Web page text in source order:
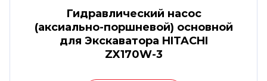
Гидравлический насос
(аксиально-поршневой) основной
для Экскаватора HITACHI
ZX170W-3